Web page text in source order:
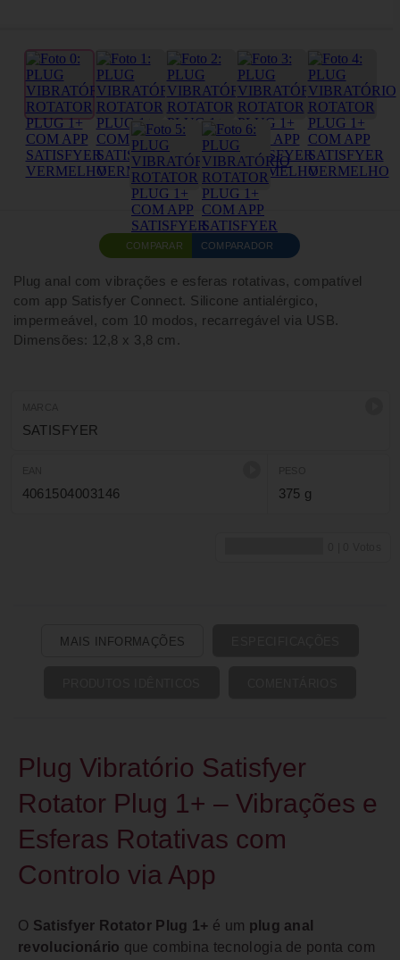
COMPARAR COMPARADOR
Plug anal com vibrações e esferas rotativas, compatível
com app Satisfyer Connect. Silicone antialérgico,
impermeável, com 10 modos, recarregável via USB.
Dimensões: 12,8 x 3,8 cm.
SATISFYER
4061504003146 375 g
MAIS INFORMAÇÕES
Plug Vibratório Satisfyer
Rotator Plug 1+ – Vibrações e
Esferas Rotativas com
Controlo via App
O Satisfyer Rotator Plug 1+ é um plug anal
revolucionário que combina tecnologia de ponta com